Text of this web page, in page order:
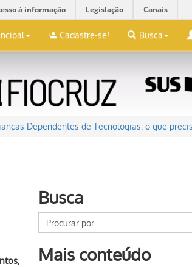
à informação Legislação Canais
Cadastre-se! Busca
Dependentes de Tecnologias: o que
,
Busca
Mais conteúdo